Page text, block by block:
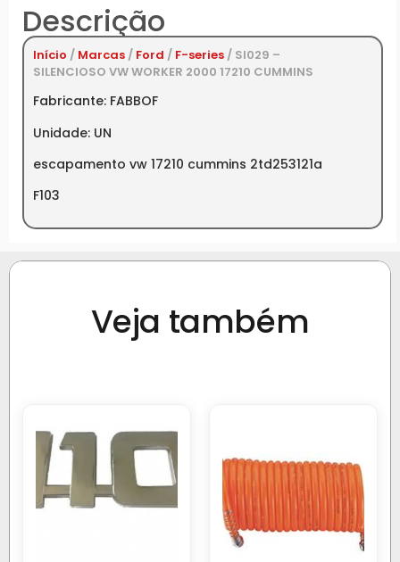
Descrição
Início / Marcas / Ford / F-series / SI029 –
SILENCIOSO VW WORKER 2000 17210 CUMMINS
Fabricante: FABBOF
Unidade: UN
escapamento vw 17210 cummins 2td253121a
F103
Veja também